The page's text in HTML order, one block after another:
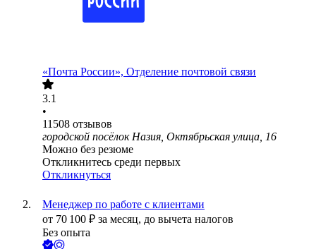
«Почта России», Отделение почтовой связи
3.1
•
11508 отзывов
городской посёлок Назия, Октябрьская улица, 16
Можно без резюме
Откликнитесь среди первых
Откликнуться
Менеджер по работе с клиентами
от 70 100 ₽ за месяц, до вычета налогов
Без опыта